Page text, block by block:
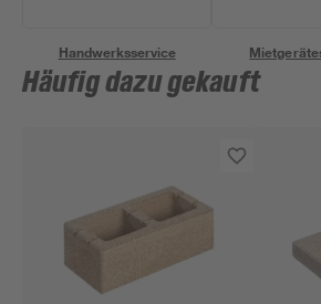
Handwerksservice
Häufig dazu gekauft